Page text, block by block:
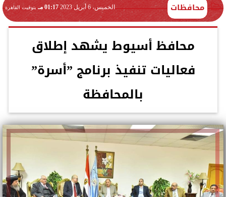
محافظات الخميس، 6 أبريل 2023 01:17 مـ بتوقيت القاهرة
محافظ أسيوط يشهد إطلاق
فعاليات تنفيذ برنامج ”أسرة”
بالمحافظة